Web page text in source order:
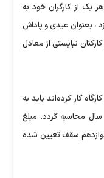
يک از کارگران خود به
بعنوان عيدی و پاداش
نبايستی از معادل
کار کرده‌اند بايد به
در سال محاسبه گردد. مبلغ
دوازدهم سقف تعيين شده